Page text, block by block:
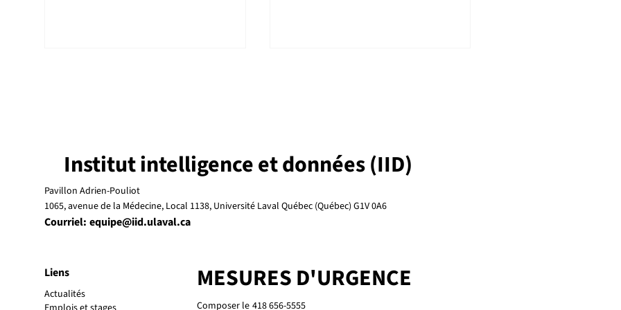
31 mars 2026 : date limite
pour trois bourses
d'excellence de l'IID
thème central des des
Liens
Actualités
MESURES D'URGENCE
Composer le 418 656-5555
Institut intelligence et données (IID)
Pavillon Adrien-Pouliot
1065, avenue de la Médecine, Local 1138, Université Laval Québec (Québec) G1V 0A6
Courriel: equipe@iid.ulaval.ca